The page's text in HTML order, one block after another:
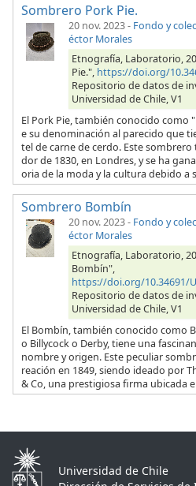
Sombrero Pork Pie.
20 nov. 2023- Fondo y
éctor Morales
Etnografía, Laboratorio,
Pie.", https://doi.org/
Repositorio de datos de
Universidad de Chile, V1
El Pork Pie, también conocido como
e su denominación al parecido que
tel de carne de cerdo. Este
dor de 1830, en Londres, y se ha
oria de la moda y la cultura debido a
Sombrero Bombín
20 nov. 2023- Fondo y
éctor Morales
Etnografía, Laboratorio,
Bombín",
https://doi.org/10.34691/
Repositorio de datos de
Universidad de Chile, V1
El Bombín, también conocido como
o Billycock o Derby, tiene una
nombre y origen. Este peculiar
reación en 1849, siendo ideado por
& Co, una prestigiosa firma ubicada
Universidad de Chile